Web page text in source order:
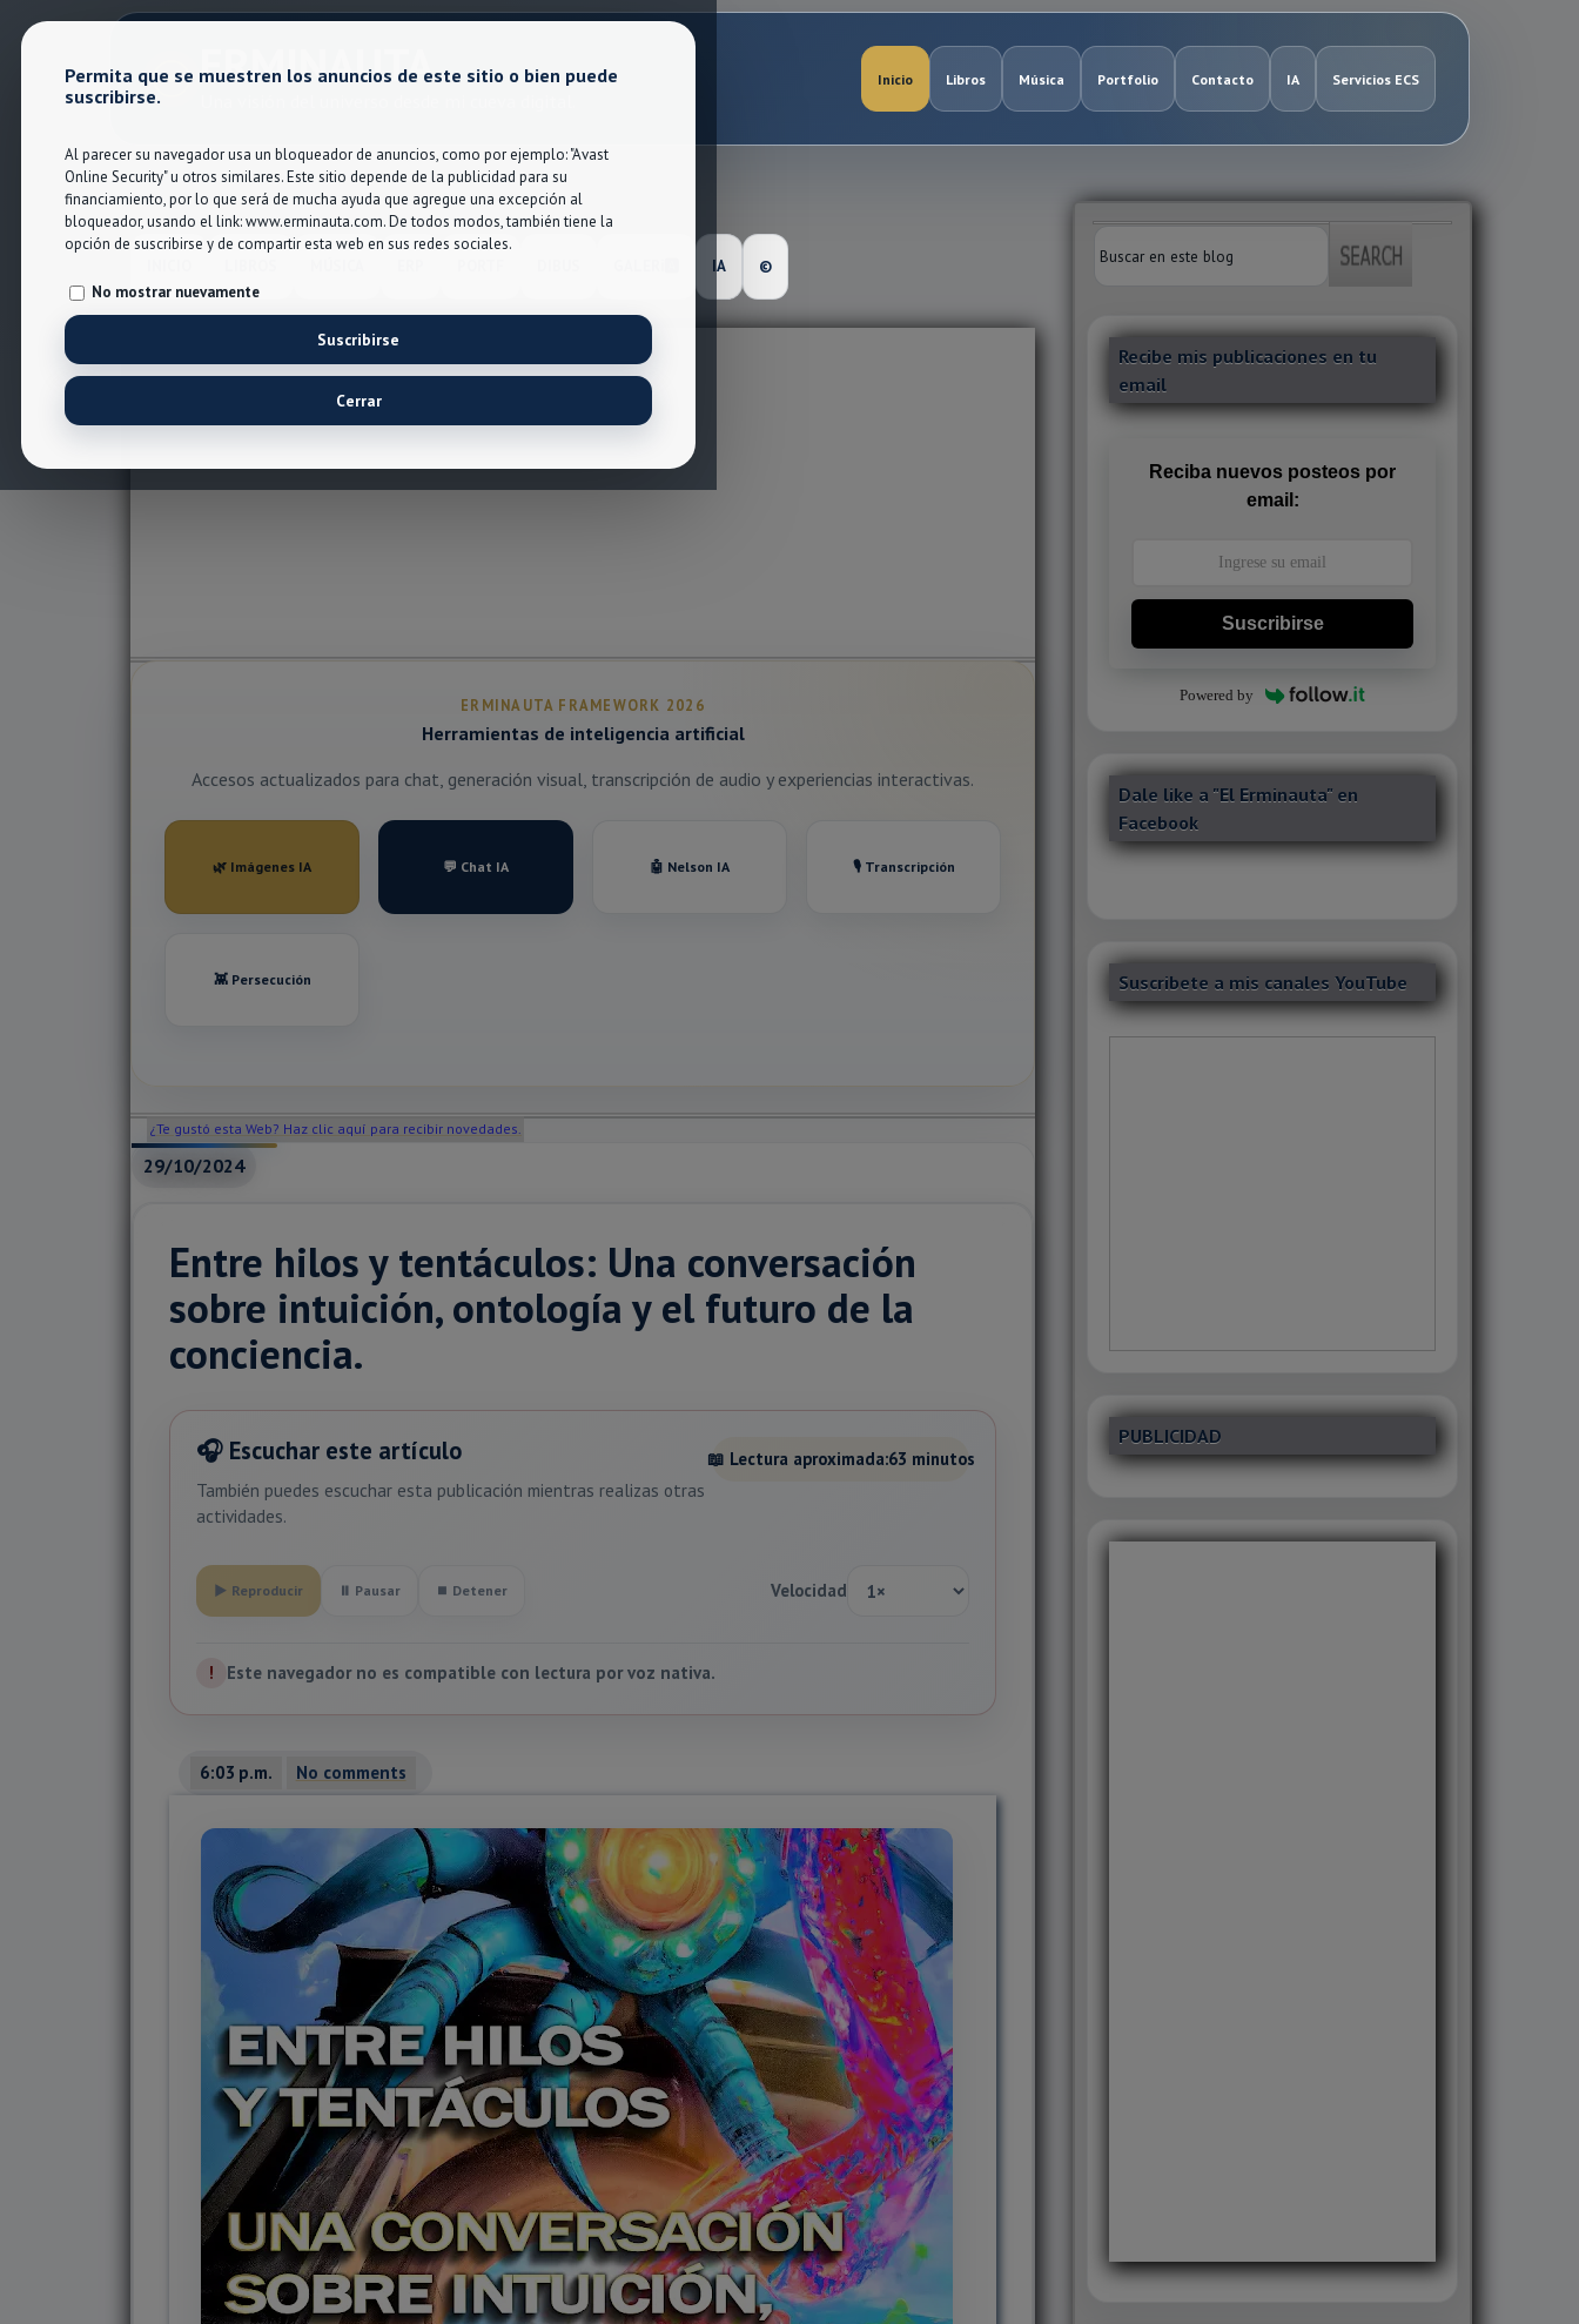
ERMINAUTA Inicio Libros Música Portfolio Contacto IA Servicios ECS
IA ©️
ERMINAUTA FRAMEWORK 2026
Herramientas de inteligencia artificial
Accesos actualizados para chat, generación visual, transcripción de audio y experiencias interactivas.
🌿 Imágenes IA 💬 Chat IA 🤖 Nelson IA 🎙️ Transcripción
👾 Persecución
¿Te gustó esta Web? Haz clic aquí para recibir novedades.
29/10/2024
Entre hilos y tentáculos: Una conversación
sobre intuición, ontología y el futuro de la
conciencia.
🎧 Escuchar este artículo
También puedes escuchar esta publicación mientras realizas otras
actividades.
📖 Lectura aproximada:63 minutos
▶ Reproducir ⏸ Pausar ⏹ Detener Velocidad
! Este navegador no es compatible con lectura por voz nativa.
6:03 p.m. No comments
Recibe mis publicaciones en tu
email
Reciba nuevos posteos por
email:
Suscribirse
Powered by
Dale like a "El Erminauta" en
Facebook
Suscribete a mis canales YouTube
PUBLICIDAD
Permita que se muestren los anuncios de este sitio o bien puede
suscribirse.
Al parecer su navegador usa un bloqueador de anuncios, como por ejemplo: "Avast
Online Security" u otros similares. Este sitio depende de la publicidad para su
financiamiento, por lo que será de mucha ayuda que agregue una excepción al
bloqueador, usando el link: www.erminauta.com. De todos modos, también tiene la
opción de suscribirse y de compartir esta web en sus redes sociales.
No mostrar nuevamente
Suscribirse
Cerrar